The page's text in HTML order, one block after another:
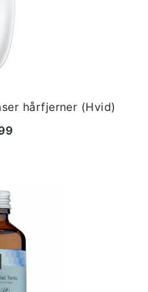
hårfjerner (Hvid)